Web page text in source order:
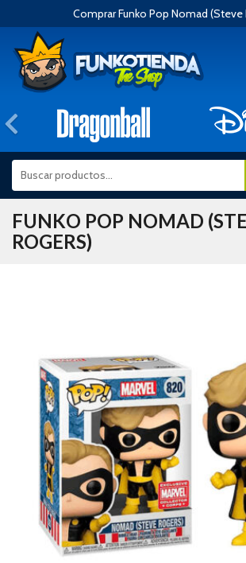
Comprar Funko Pop Nomad (Steve
Anterior
FUNKO POP NOMAD
ROGERS)